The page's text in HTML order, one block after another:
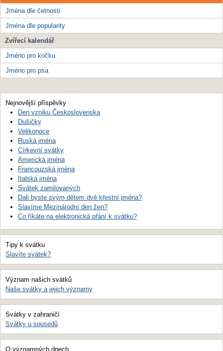
Jména dle četnosti
Jména dle popularity
Zvířecí kalendář
Jméno pro kočku
Jméno pro psa
Nejnovější příspěvky
Den vzniku Československa
Dušičky
Velikonoce
Ruská jména
Církevní svátky
Americká jména
Francouzská jména
Italská jména
Svátek zamilovaných
Dali byste svým dětem dvě křestní jména?
Slavíme Mezinárodní den žen?
Co říkáte na elektronická přání k svátku?
Tipy k svátku
Slavíte svátek?
Význam našich svátků
Naše svátky a jejich významy
Svátky v zahraničí
Svátky u sousedů
O významných dnech